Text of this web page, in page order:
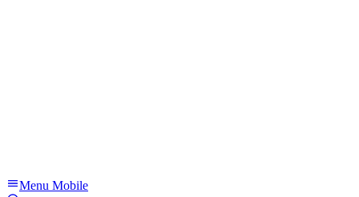
Menu Mobile